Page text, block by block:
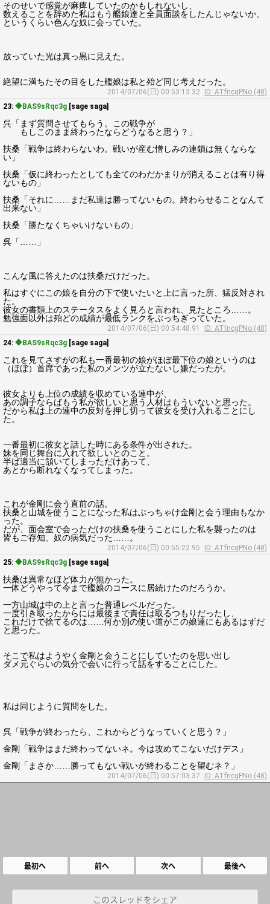
そのせいで感覚が麻痺していたのかもしれないし、
数えることを辞めた私はもう艦娘達と全員面談をしたんじゃないか、
というくらい色んな奴に会っていた。
放っていた光は真っ黒に見えた。
絶望に満ちたその目をした艦娘は私と殆ど同じ考えだった。
2014/07/06(日) 00:53:13.32
ID: ATfncgPNo (48)
23: ◆BAS9sRqc3g [sage saga]
呉「まず質問させてもらう。この戦争が
もしこのまま終わったならどうなると思う？」
扶桑「戦争は終わらないわ。戦いが産む憎しみの連鎖は無くならな
い」
扶桑「仮に終わったとしても全てのわだかまりが消えることは有り得
ないもの」
扶桑「それに……まだ私達は勝ってないもの。終わらせることなんて
出来ない」
扶桑「勝たなくちゃいけないもの」
呉「……」
こんな風に答えたのは扶桑だけだった。
私はすぐにこの娘を自分の下で使いたいと上に言った所、猛反対され
た。
彼女の書類上のステータスをよく見ろと言われ、見たところ……。
勉強面以外は殆どの成績が最低ランクをぶっちぎっていた。
2014/07/06(日) 00:54:48.91
ID: ATfncgPNo (48)
24: ◆BAS9sRqc3g [sage saga]
これを見てさすがの私も一番最初の娘がほぼ最下位の娘というのは
（ほぼ）首席であった私のメンツが立たないし嫌だったが。
彼女よりも上位の成績を収めている連中が、
あの調子ならばもう私が欲しいと思う人材はもういないと思った。
だから私は上の連中の反対を押し切って彼女を受け入れることにし
た。
一番最初に彼女と話した時にある条件が出された。
妹を同じ舞台に入れて欲しいとのこと。
半ば適当に頷いてしまっただけあって、
あとから断れなくなってしまった。
これが金剛に会う直前の話。
扶桑と山城を使うことになった私はぶっちゃけ金剛と会う理由もなか
った。
だが、面会室で会っただけの扶桑を使うことにした私を襲ったのは
皆もご存知、奴の病気だった……。
2014/07/06(日) 00:55:22.95
ID: ATfncgPNo (48)
25: ◆BAS9sRqc3g [sage saga]
扶桑は異常なほど体力が無かった。
一体どうやって今まで艦娘のコースに居続けたのだろうか。
一方山城は中の上と言った普通レベルだった。
一度引き取ったからには最後まで責任は取るつもりだったし、
これだけで捨てるのは……何か別の使い道がこの娘達にもあるはずだ
と思った。
そこで私はようやく金剛と会うことにしていたのを思い出し
ダメ元ぐらいの気分で会いに行って話をすることにした。
私は同じように質問をした。
呉「戦争が終わったら、これからどうなっていくと思う？」
金剛「戦争はまだ終わってないネ。今は攻めてこないだけデス」
金剛「まさか……勝ってもない戦いが終わることを望むネ？」
2014/07/06(日) 00:57:03.37 ID: ATfncgPNo (48)
最初へ 前へ 次へ 最後へ
このスレッドをシェア